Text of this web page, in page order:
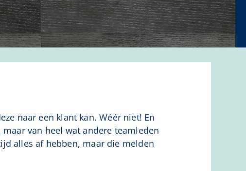
naar een klant kan. Wéér niet! En
van heel wat andere teamleden
alles af hebben, maar die melden